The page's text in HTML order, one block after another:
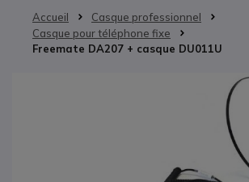
Accueil
Casque professionnel
Casque pour téléphone fixe
Freemate DA207 + casque DU011U